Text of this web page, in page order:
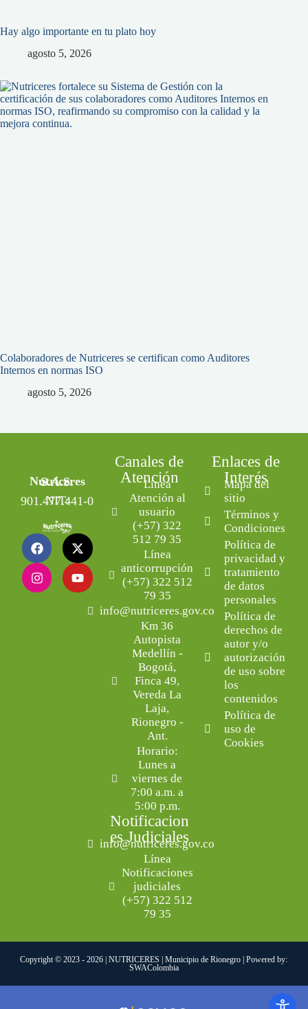
Hay algo importante en tu plato hoy
agosto 5, 2026
Colaboradores de Nutriceres se certifican como Auditores
Internos en normas ISO
agosto 5, 2026
Nutriceres S.A.S.
NIT: 901.477.441-0
Canales de
Atención
Línea
Atención al
usuario
(+57) 322
512 79 35
Línea
anticorrupción
(+57) 322 512
79 35
info@nutriceres.gov.co
Km 36
Autopista
Medellín -
Bogotá,
Finca 49,
Vereda La
Laja,
Rionegro -
Ant.
Horario:
Lunes a
viernes de
7:00 a.m. a
5:00 p.m.
Notificacion
es Judiciales
info@nutriceres.gov.co
Línea
Notificaciones
judiciales
(+57) 322 512
79 35
Enlaces de
Interés
Mapa del
sitio
Términos y
Condiciones
Política de
privacidad y
tratamiento
de datos
personales
Política de
derechos de
autor y/o
autorización
de uso sobre
los
contenidos
Política de
uso de
Cookies
Copyright © 2023 - 2026 | NUTRICERES | Municipio de Rionegro | Powered by:
SWAColombia